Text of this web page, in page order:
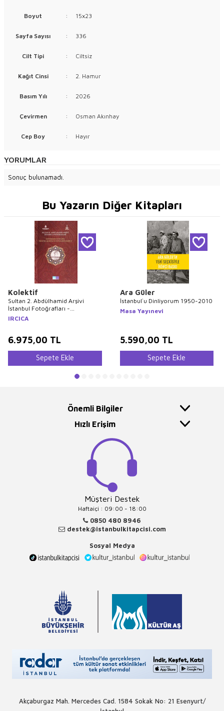
Boyut : 15x23
Sayfa Sayısı : 336
Cilt Tipi : Ciltsiz
Kağıt Cinsi : 2. Hamur
Basım Yılı : 2026
Çevirmen : Osman Akınhay
Cep Boy : Hayır
YORUMLAR
Sonuç bulunamadı.
Bu Yazarın Diğer Kitapları
Kolektif
Sultan 2. Abdülhamid Arşivi
İstanbul Fotoğrafları -
Photographs of Istanbul From the
IRCICA
6.975,00 TL
Sepete Ekle
Ara Güler
İstanbul`u Dinliyorum 1950-2010
Masa Yayınevi
5.590,00 TL
Sepete Ekle
Önemli Bilgiler
Hızlı Erişim
Müşteri Destek
Haftaiçi : 09:00 - 18:00
0850 480 8946
destek@istanbulkitapcisi.com
Sosyal Medya
Akçaburgaz Mah. Mercedes Cad. 1584 Sokak No: 21 Esenyurt/